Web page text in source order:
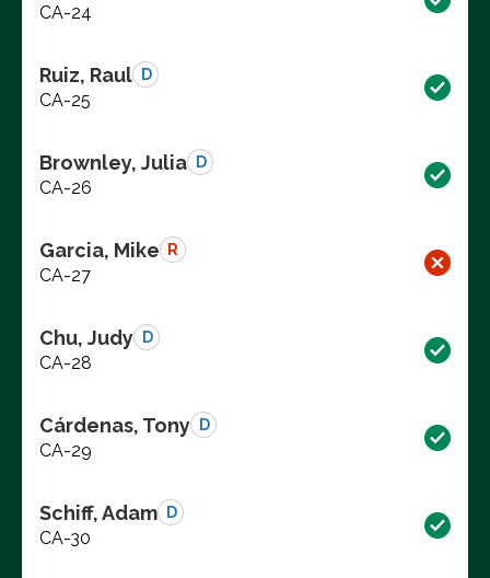
CA-24
Ruiz, Raul D
CA-25
Brownley, Julia D
CA-26
Garcia, Mike R
CA-27
Chu, Judy D
CA-28
Cárdenas, Tony D
CA-29
Schiff, Adam D
CA-30